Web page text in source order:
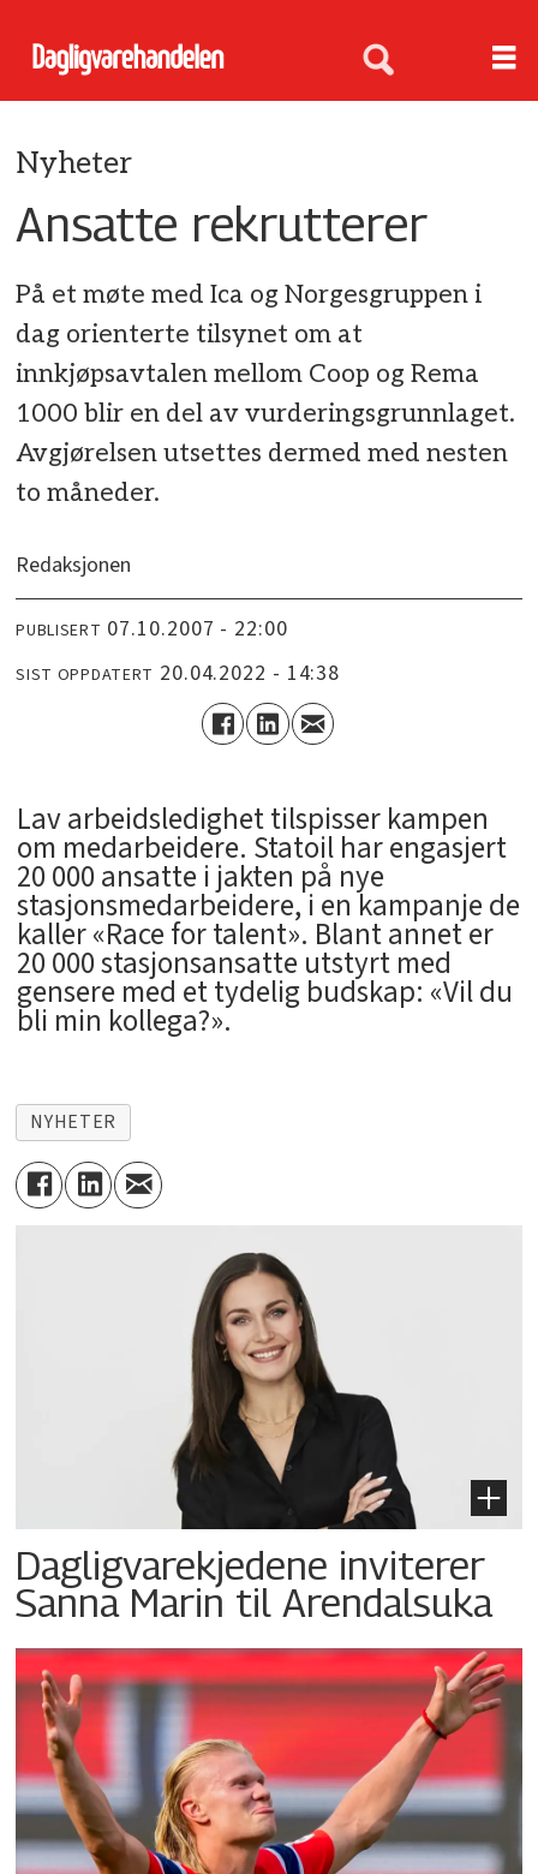
Nyheter
Ansatte rekrutterer
På et møte med Ica og Norgesgruppen i
dag orienterte tilsynet om at
innkjøpsavtalen mellom Coop og Rema
1000 blir en del av vurderingsgrunnlaget.
Avgjørelsen utsettes dermed med nesten
to måneder.
Redaksjonen
PUBLISERT 07.10.2007 - 22:00
SIST OPPDATERT 20.04.2022 - 14:38
Lav arbeidsledighet tilspisser kampen
om medarbeidere. Statoil har engasjert
20 000 ansatte i jakten på nye
stasjonsmedarbeidere, i en kampanje de
kaller «Race for talent». Blant annet er
20 000 stasjonsansatte utstyrt med
gensere med et tydelig budskap: «Vil du
bli min kollega?».
NYHETER
Dagligvarekjedene inviterer
Sanna Marin til Arendalsuka